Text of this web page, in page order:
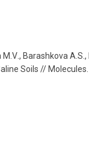
M V., Barashkova A S .,
Soils // Molecules